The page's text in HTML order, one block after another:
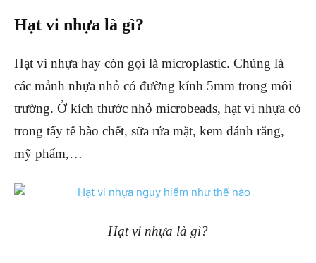
Hạt vi nhựa là gì?
Hạt vi nhựa hay còn gọi là microplastic. Chúng là
các mảnh nhựa nhỏ có đường kính 5mm trong môi
trường. Ở kích thước nhỏ microbeads, hạt vi nhựa có
trong tẩy tế bào chết, sữa rửa mặt, kem đánh răng,
mỹ phẩm,…
Hạt vi nhựa là gì?